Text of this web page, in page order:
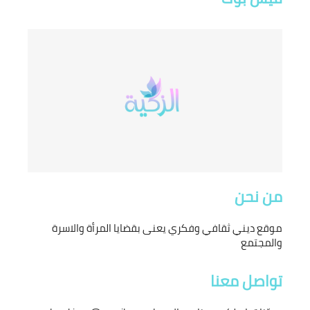
من نحن
موقع ديني ثقافي وفكري يعنى بقضايا المرأة والاسرة
والمجتمع
تواصل معنا